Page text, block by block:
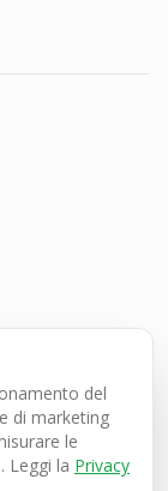
del
di marketing
le
Leggi la Privacy